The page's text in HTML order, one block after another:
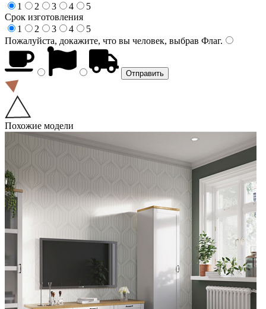
1
2 3 4
5
Срок изготовления
1
2 3 4
5
Пожалуйста, докажите, что вы человек, выбрав Флаг.
Похожие модели